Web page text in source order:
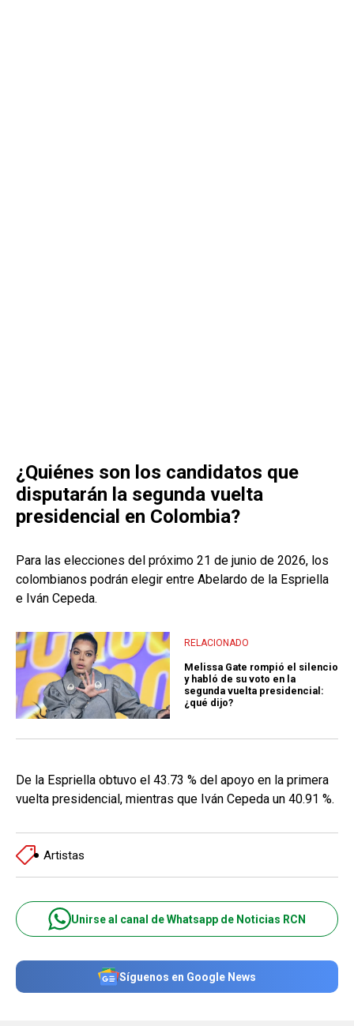
¿Quiénes son los candidatos que
disputarán la segunda vuelta
presidencial en Colombia?
Para las elecciones del próximo 21 de junio de 2026, los
colombianos podrán elegir entre Abelardo de la Espriella
e Iván Cepeda.
RELACIONADO
Melissa Gate rompió el silencio
y habló de su voto en la
segunda vuelta presidencial:
¿qué dijo?
De la Espriella obtuvo el 43.73 % del apoyo en la primera
vuelta presidencial, mientras que Iván Cepeda un 40.91 %.
Artistas
Unirse al canal de Whatsapp de Noticias RCN
Síguenos en Google News